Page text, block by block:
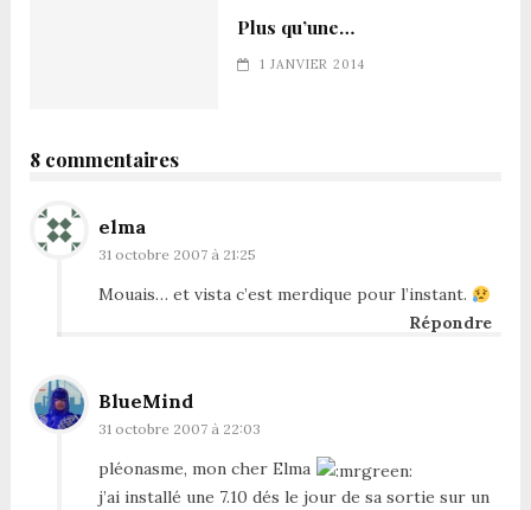
Plus qu’une…
1 JANVIER 2014
8 commentaires
elma
31 octobre 2007 à 21:25
Mouais… et vista c’est merdique pour l’instant.
Répondre
BlueMind
31 octobre 2007 à 22:03
pléonasme, mon cher Elma
j’ai installé une 7.10 dés le jour de sa sortie sur un